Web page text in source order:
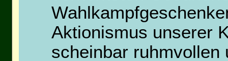
Aktionismus unserer
scheinbar ruhmvollen